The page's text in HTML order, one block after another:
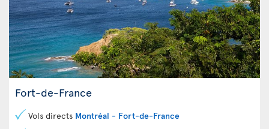
Fort-de-France
Vols directs Montréal - Fort-de-France